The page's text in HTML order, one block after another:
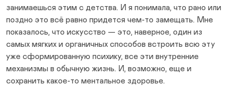
занимаешься этим с детства. И я понимала, что рано или
поздно это всё равно придется чем-то замещать. Мне
показалось, что искусство — это, наверное, один из
самых мягких и органичных способов встроить всю эту
уже сформированную психику, все эти внутренние
механизмы в обычную жизнь. И, возможно, еще и
сохранить какое-то ментальное здоровье.